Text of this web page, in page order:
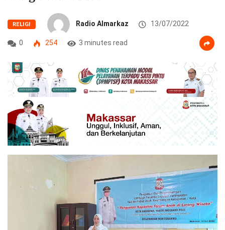
RELIGI Radio Almarkaz 13/07/2022
0 254 3 minutes read